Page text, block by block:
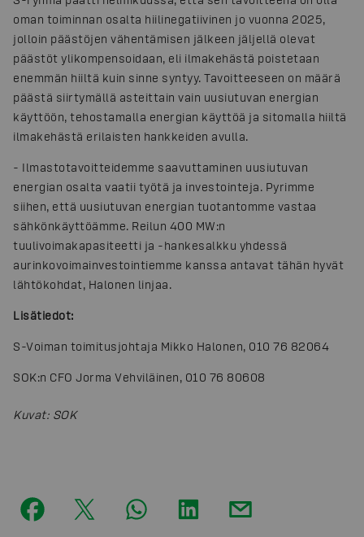
oman toiminnan osalta hiilinegatiivinen jo vuonna 2025,
jolloin päästöjen vähentämisen jälkeen jäljellä olevat
päästöt ylikompensoidaan, eli ilmakehästä poistetaan
enemmän hiiltä kuin sinne syntyy. Tavoitteeseen on määrä
päästä siirtymällä asteittain vain uusiutuvan energian
käyttöön, tehostamalla energian käyttöä ja sitomalla hiiltä
ilmakehästä erilaisten hankkeiden avulla.
- Ilmastotavoitteidemme saavuttaminen uusiutuvan
energian osalta vaatii työtä ja investointeja. Pyrimme
siihen, että uusiutuvan energian tuotantomme vastaa
sähkönkäyttöämme. Reilun 400 MW:n
tuulivoimakapasiteetti ja -hankesalkku yhdessä
aurinkovoimainvestointiemme kanssa antavat tähän hyvät
lähtökohdat, Halonen linjaa.
Lisätiedot:
S-Voiman toimitusjohtaja Mikko Halonen, 010 76 82064
SOK:n CFO Jorma Vehviläinen, 010 76 80608
Kuvat: SOK